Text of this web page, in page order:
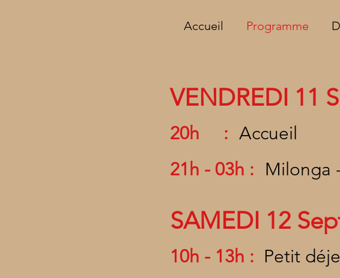
Accueil Programme
VENDREDI 11
20h : Accueil
21h - 03h : Milonga
SAMEDI 12
10h - 13h : Petit